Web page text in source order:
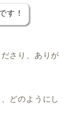
す！
さり、ありが
どのようにし